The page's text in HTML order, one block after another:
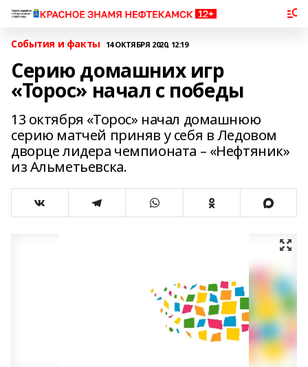
События и факты 14 ОКТЯБРЯ 2020, 12:19
Серию домашних игр
«Торос» начал с победы
13 октября «Торос» начал домашнюю
серию матчей приняв у себя в Ледовом
дворце лидера чемпионата – «Нефтяник»
из Альметьевска.